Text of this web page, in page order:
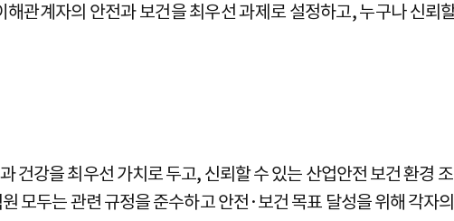
관계자의 안전과 보건을 최우선 과제로 설정하고, 누구나 신뢰
건강을 최우선 가치로 두고, 신뢰할 수 있는 산업안전 보건 환경
모두는 관련 규정을 준수하고 안전·보건 목표 달성을 위해 각자